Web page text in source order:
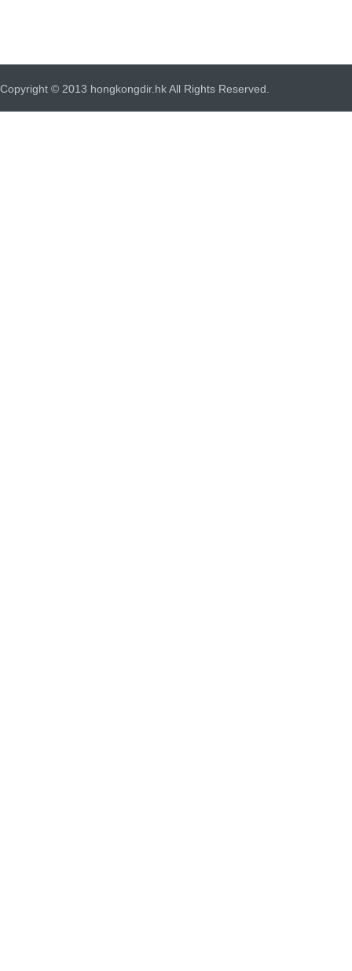
Copyright © 2013 hongkongdir.hk All Rights Reserved.